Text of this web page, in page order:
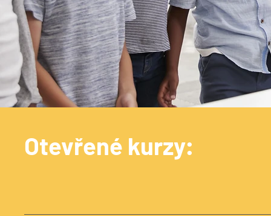
Otevřené kurzy: